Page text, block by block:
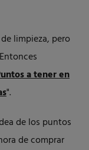
limpieza, pero
a tener en
".
de los puntos
de comprar